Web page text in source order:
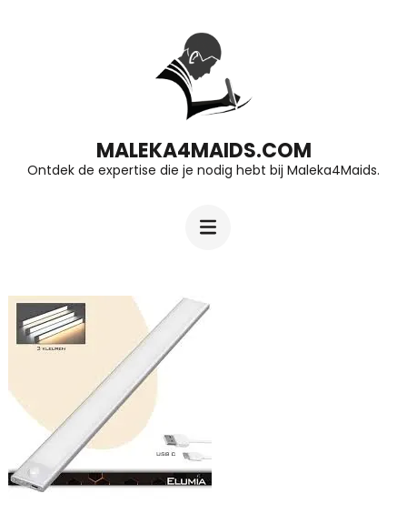
Enter)
MALEKA4MAIDS.COM
Ontdek de expertise die je nodig hebt bij Maleka4Maids.